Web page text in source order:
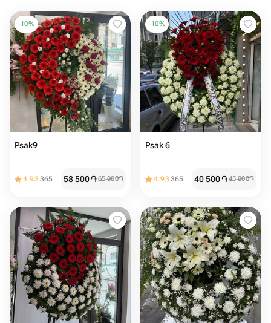
-10%
Psak9
4.93365 58 500֏65 000֏
-10%
Psak 6
4.93365 40 500֏45 000֏